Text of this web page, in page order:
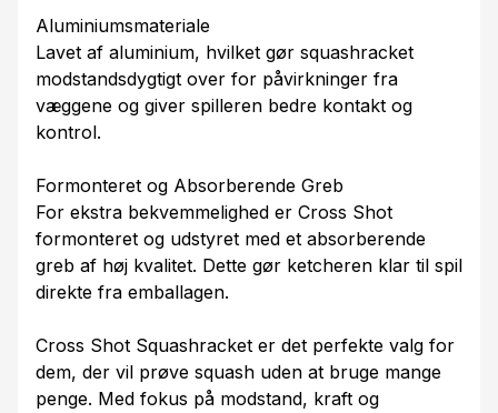
Aluminiumsmateriale
Lavet af aluminium, hvilket gør squashracket
modstandsdygtigt over for påvirkninger fra
væggene og giver spilleren bedre kontakt og
kontrol.
Formonteret og Absorberende Greb
For ekstra bekvemmelighed er Cross Shot
formonteret og udstyret med et absorberende
greb af høj kvalitet. Dette gør ketcheren klar til spil
direkte fra emballagen.
Cross Shot Squashracket er det perfekte valg for
dem, der vil prøve squash uden at bruge mange
penge. Med fokus på modstand, kraft og